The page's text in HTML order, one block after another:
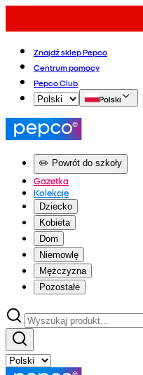
Znajdź sklep Pepco
Centrum pomocy
Pepco Club
Polski
✏️ Powrót do szkoły
Gazetka
Kolekcje
Dziecko
Kobieta
Dom
Niemowlę
Mężczyzna
Pozostałe